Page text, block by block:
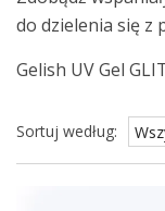
do dzielenia się z
Gelish UV Gel
Sortuj według: